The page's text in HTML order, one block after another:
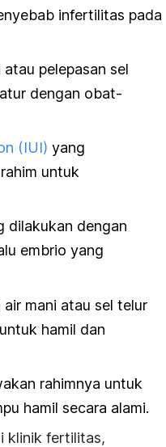
infertilitas pada
pelepasan sel
dengan obat-
(IUI) yang
untuk
dilakukan dengan
embrio yang
mani atau sel telur
hamil dan
rahimnya untuk
hamil secara alami.
klinik fertilitas,